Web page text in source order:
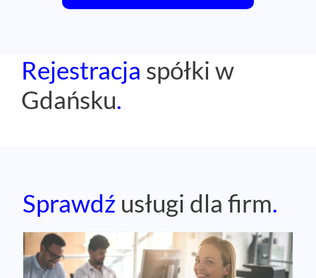
Rejestracja spółki w
Gdańsku.
Sprawdź usługi dla firm.